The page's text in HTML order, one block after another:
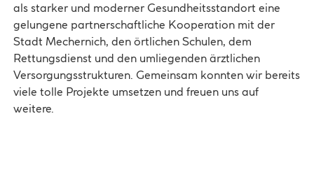
als starker und moderner Gesundheitsstandort eine
gelungene partnerschaftliche Kooperation mit der
Stadt Mechernich, den örtlichen Schulen, dem
Rettungsdienst und den umliegenden ärztlichen
Versorgungsstrukturen. Gemeinsam konnten wir bereits
viele tolle Projekte umsetzen und freuen uns auf
weitere.